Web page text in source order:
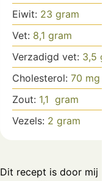
Eiwit: 23 gram
Vet: 8,1 gram
Verzadigd vet: 3,5
Cholesterol: 70 mg
Zout: 1,1 gram
Vezels: 2 gram
Dit recept is door mij